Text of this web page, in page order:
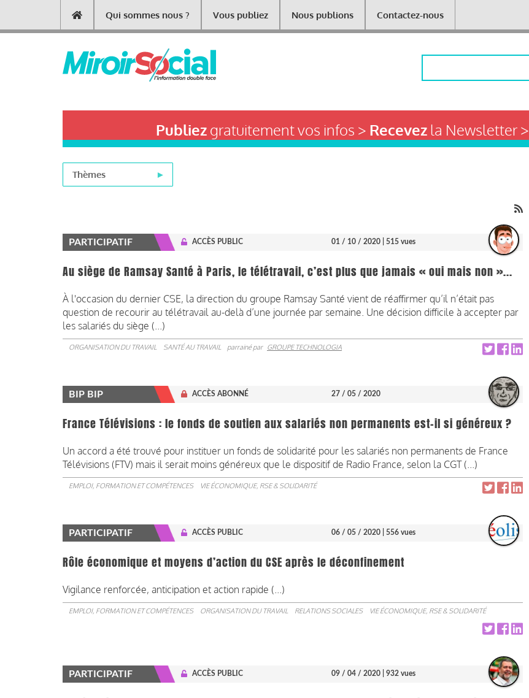
contenu
Main
navigation
Qui sommes nous ? Vous publiez Nous publions Contactez-nous
Publiezgratuitement vos infos > Recevezla Newsletter >
Thèmes
PARTICIPATIF ACCÈS PUBLIC 01 / 10 / 2020 | 515 vues
Au siège de Ramsay Santé à Paris, le télétravail, c’est plus que jamais « oui mais non »...
À l'occasion du dernier CSE, la direction du groupe Ramsay Santé vient de réaffirmer qu’il n’était pas
question de recourir au télétravail au-delà d’une journée par semaine. Une décision difficile à accepter par
les salariés du siège (...)
ORGANISATION DU TRAVAIL SANTÉ AU TRAVAIL parrainé par GROUPE TECHNOLOGIA
BIP BIP ACCÈS ABONNÉ 27 / 05 / 2020
France Télévisions : le fonds de soutien aux salariés non permanents est-il si généreux ?
Un accord a été trouvé pour instituer un fonds de solidarité pour les salariés non permanents de France
Télévisions (FTV) mais il serait moins généreux que le dispositif de Radio France, selon la CGT (...)
EMPLOI, FORMATION ET COMPÉTENCES VIE ÉCONOMIQUE, RSE & SOLIDARITÉ
PARTICIPATIF ACCÈS PUBLIC 06 / 05 / 2020 | 556 vues
Rôle économique et moyens d’action du CSE après le déconfinement
Vigilance renforcée, anticipation et action rapide (...)
EMPLOI, FORMATION ET COMPÉTENCES ORGANISATION DU TRAVAIL RELATIONS SOCIALES VIE ÉCONOMIQUE, RSE & SOLIDARITÉ
PARTICIPATIF ACCÈS PUBLIC 09 / 04 / 2020 | 932 vues